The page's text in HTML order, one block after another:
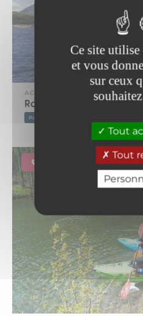
Ce site utilise
et vous
sur ceux
Tout
Tout
ACTIVITE
Randonnée encadrée
Pratique encadrée